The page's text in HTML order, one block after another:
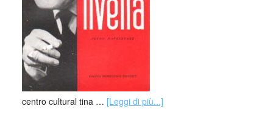
centro cultural tina … [Leggi di più...]